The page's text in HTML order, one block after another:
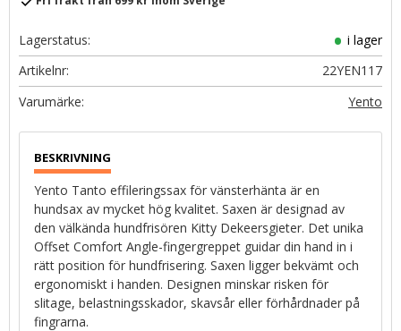
Lagerstatus
i lager
Artikelnr
22YEN117
Yento
Yento Tanto effileringssax för vänsterhänta är en
hundsax av mycket hög kvalitet. Saxen är designad av
den välkända hundfrisören Kitty Dekeersgieter. Det unika
Offset Comfort Angle-fingergreppet guidar din hand in i
rätt position för hundfrisering. Saxen ligger bekvämt och
ergonomiskt i handen. Designen minskar risken för
slitage, belastningsskador, skavsår eller förhårdnader på
fingrarna.